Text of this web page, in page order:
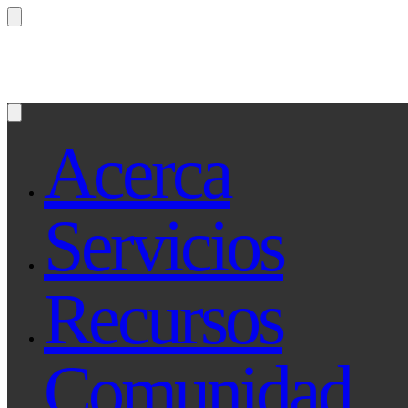
Acerca
Servicios
Recursos
Comunidad